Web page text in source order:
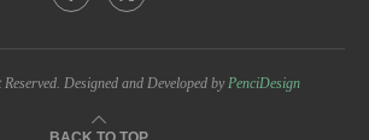
Designed and Developed byPenciDesign